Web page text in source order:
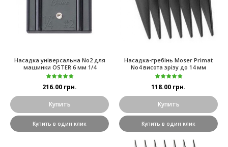
Насадка універсальна No2 для
машинки OSTER 6 мм 1/4
216.00 грн.
Купить
Купить в один клик
Насадка-гребінь Moser Primat
No4 висота зрізу до 14 мм
118.00 грн.
Купить
Купить в один клик